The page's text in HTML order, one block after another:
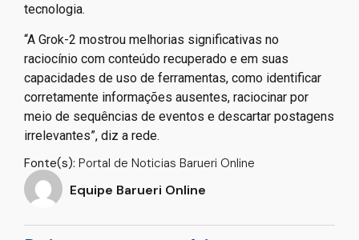
tecnologia.
“A Grok-2 mostrou melhorias significativas no
raciocínio com conteúdo recuperado e em suas
capacidades de uso de ferramentas, como identificar
corretamente informações ausentes, raciocinar por
meio de sequências de eventos e descartar postagens
irrelevantes”, diz a rede.
Fonte(s): Portal de Noticias Barueri Online
Equipe Barueri Online